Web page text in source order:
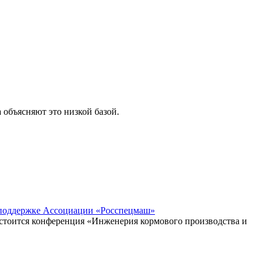
это низкой базой.
Ассоциации «Росспецмаш»
конференция «Инженерия кормового производства и